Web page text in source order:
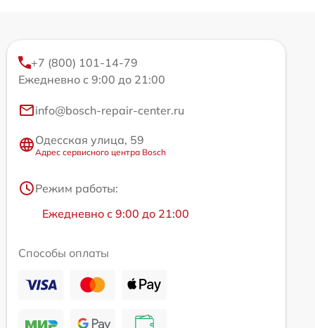
+7 (800) 101-14-79
Ежедневно с 9:00 до 21:00
info@bosch-repair-center.ru
Одесская улица, 59
Адрес сервисного центра Bosch
Режим работы:
Ежедневно с 9:00 до 21:00
Способы оплаты